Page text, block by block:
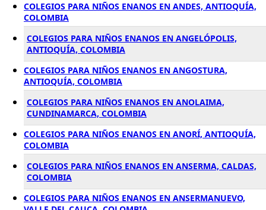
COLEGIOS PARA NIÑOS ENANOS EN ANDES, ANTIOQUÍA,
COLOMBIA
COLEGIOS PARA NIÑOS ENANOS EN ANGELÓPOLIS,
ANTIOQUÍA, COLOMBIA
COLEGIOS PARA NIÑOS ENANOS EN ANGOSTURA,
ANTIOQUÍA, COLOMBIA
COLEGIOS PARA NIÑOS ENANOS EN ANOLAIMA,
CUNDINAMARCA, COLOMBIA
COLEGIOS PARA NIÑOS ENANOS EN ANORÍ, ANTIOQUÍA,
COLOMBIA
COLEGIOS PARA NIÑOS ENANOS EN ANSERMA, CALDAS,
COLOMBIA
COLEGIOS PARA NIÑOS ENANOS EN ANSERMANUEVO,